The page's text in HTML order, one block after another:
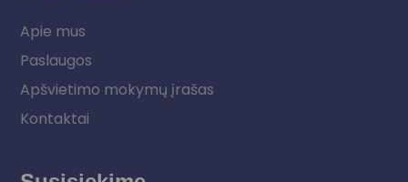
Apie mus
Paslaugos
Apšvietimo mokymų įrašas
Kontaktai